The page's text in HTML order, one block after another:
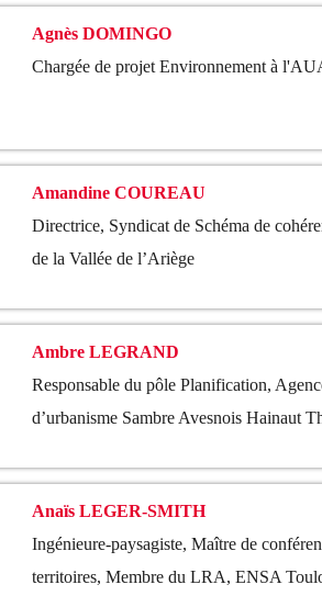
Agnès DOMINGO
Chargée de projet Environnement à
Amandine COUREAU
Directrice, Syndicat de Schéma de
de la Vallée de l’Ariège
Ambre LEGRAND
Responsable du pôle Planification,
d’urbanisme Sambre Avesnois Hainaut
Anaïs LEGER-SMITH
Ingénieure-paysagiste, Maître de
territoires, Membre du LRA, ENSA